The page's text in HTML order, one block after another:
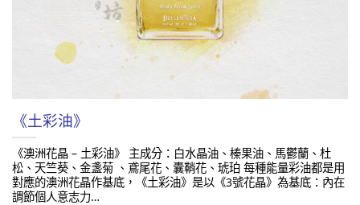
《土彩油》
《澳洲花晶 – 土彩油》 主成分：白水晶油、榛果油、馬鬱蘭、杜
松、天竺葵、金盞菊 、鳶尾花、囊鞘花、琥珀 每種能量彩油都是用
對應的澳洲花晶作基底，《土彩油》是以《3號花晶》為基底：內在
調節個人意志力…